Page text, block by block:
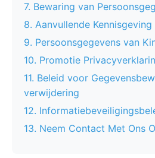
7. Bewaring van
8. Aanvullende
9. Persoonsgegevens van
10. Promotie
11. Beleid voor
verwijdering
12.
13. Neem Contact Met Ons